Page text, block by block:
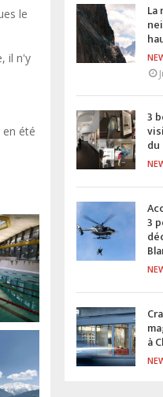
le
il n'y
été
La
3
3
à